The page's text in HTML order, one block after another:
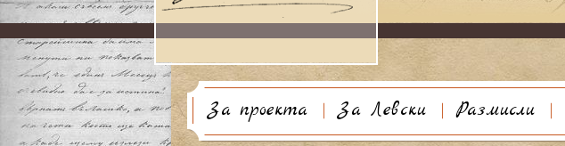
За проекта За Левски Размисли